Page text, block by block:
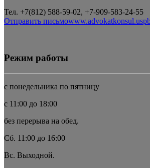
Тел. +7(812) 588-59-02, +7-909-583-24-55
Отправить письмо
Режим работы
с понедельника по пятницу
с 11:00 до 18:00
без перерыва на обед.
Сб. 11:00 до 16:00
Вс. Выходной.